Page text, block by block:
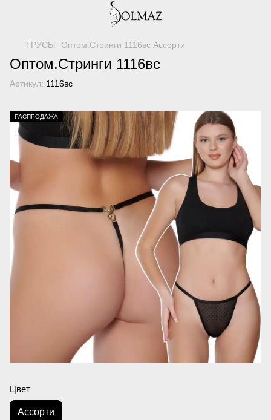
ТРУСЫ Оптом.Стринги 1116вс Ассорти
Оптом.Стринги 1116вс
Артикул: 1116вс
РАСПРОДАЖА
Цвет
Асcорти